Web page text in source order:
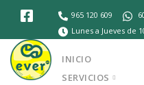
965 120 609
Lunes a Jueves de
16:30 a 20:30, Sábados de
INICIO
SERVICIOS